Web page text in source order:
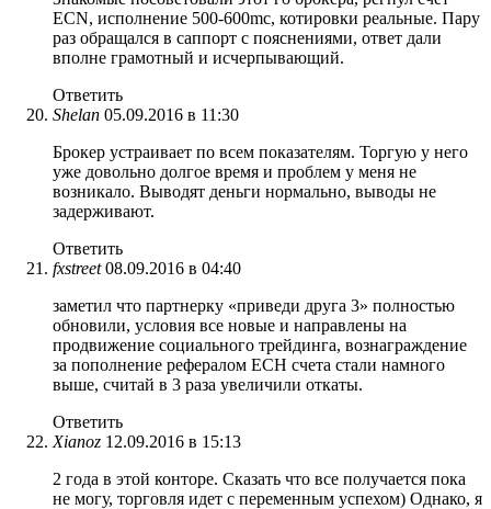
ECN, исполнение 500-600mc, котировки реальные. Пару
раз обращался в саппорт с пояснениями, ответ дали
вполне грамотный и исчерпывающий.
Ответить
Shelan 05.09.2016 в 11:30
Брокер устраивает по всем показателям. Торгую у него
уже довольно долгое время и проблем у меня не
возникало. Выводят деньги нормально, выводы не
задерживают.
Ответить
fxstreet 08.09.2016 в 04:40
заметил что партнерку «приведи друга 3» полностью
обновили, условия все новые и направлены на
продвижение социального трейдинга, вознаграждение
за пополнение рефералом ЕСН счета стали намного
выше, считай в 3 раза увеличили откаты.
Ответить
Xianoz 12.09.2016 в 15:13
2 года в этой конторе. Сказать что все получается пока
не могу, торговля идет с переменным успехом) Однако, я